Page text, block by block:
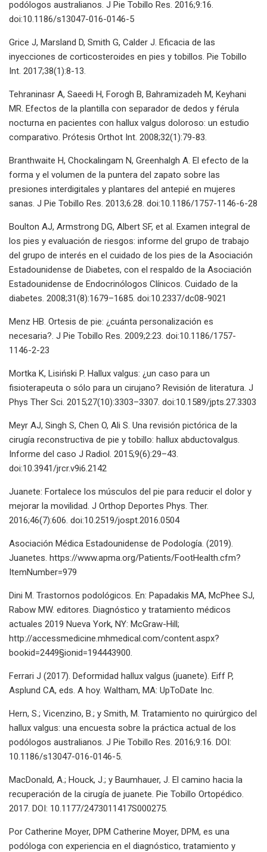
podólogos australianos. J Pie Tobillo Res. 2016;9:16.
doi:10.1186/s13047-016-0146-5
Grice J, Marsland D, Smith G, Calder J. Eficacia de las
inyecciones de corticosteroides en pies y tobillos. Pie Tobillo
Int. 2017;38(1):8-13.
Tehraninasr A, Saeedi H, Forogh B, Bahramizadeh M, Keyhani
MR. Efectos de la plantilla con separador de dedos y férula
nocturna en pacientes con hallux valgus doloroso: un estudio
comparativo. Prótesis Orthot Int. 2008;32(1):79-83.
Branthwaite H, Chockalingam N, Greenhalgh A. El efecto de la
forma y el volumen de la puntera del zapato sobre las
presiones interdigitales y plantares del antepié en mujeres
sanas. J Pie Tobillo Res. 2013;6:28. doi:10.1186/1757-1146-6-28
Boulton AJ, Armstrong DG, Albert SF, et al. Examen integral de
los pies y evaluación de riesgos: informe del grupo de trabajo
del grupo de interés en el cuidado de los pies de la Asociación
Estadounidense de Diabetes, con el respaldo de la Asociación
Estadounidense de Endocrinólogos Clínicos. Cuidado de la
diabetes. 2008;31(8):1679–1685. doi:10.2337/dc08-9021
Menz HB. Ortesis de pie: ¿cuánta personalización es
necesaria?. J Pie Tobillo Res. 2009;2:23. doi:10.1186/1757-
1146-2-23
Mortka K, Lisiński P. Hallux valgus: ¿un caso para un
fisioterapeuta o sólo para un cirujano? Revisión de literatura. J
Phys Ther Sci. 2015;27(10):3303–3307. doi:10.1589/jpts.27.3303
Meyr AJ, Singh S, Chen O, Ali S. Una revisión pictórica de la
cirugía reconstructiva de pie y tobillo: hallux abductovalgus.
Informe del caso J Radiol. 2015;9(6):29–43.
doi:10.3941/jrcr.v9i6.2142
Juanete: Fortalece los músculos del pie para reducir el dolor y
mejorar la movilidad. J Orthop Deportes Phys. Ther.
2016;46(7):606. doi:10.2519/jospt.2016.0504
Asociación Médica Estadounidense de Podología. (2019).
Juanetes. https://www.apma.org/Patients/FootHealth.cfm?
ItemNumber=979
Dini M. Trastornos podológicos. En: Papadakis MA, McPhee SJ,
Rabow MW. editores. Diagnóstico y tratamiento médicos
actuales 2019 Nueva York, NY: McGraw-Hill;
http://accessmedicine.mhmedical.com/content.aspx?
bookid=2449§ionid=194443900.
Ferrari J (2017). Deformidad hallux valgus (juanete). Eiff P,
Asplund CA, eds. A hoy. Waltham, MA: UpToDate Inc.
Hern, S.; Vicenzino, B.; y Smith, M. Tratamiento no quirúrgico del
hallux valgus: una encuesta sobre la práctica actual de los
podólogos australianos. J Pie Tobillo Res. 2016;9:16. DOI:
10.1186/s13047-016-0146-5.
MacDonald, A.; Houck, J.; y Baumhauer, J. El camino hacia la
recuperación de la cirugía de juanete. Pie Tobillo Ortopédico.
2017. DOI: 10.1177/2473011417S000275.
Por Catherine Moyer, DPM Catherine Moyer, DPM, es una
podóloga con experiencia en el diagnóstico, tratamiento y